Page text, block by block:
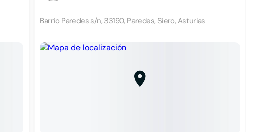
Barrio Paredes s/n, 33190, Paredes, Siero, Asturias